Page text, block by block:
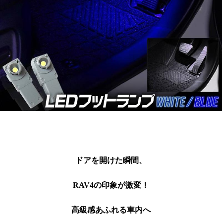
ドアを開けた瞬間、
RAV4の印象が激変！
高級感あふれる車内へ